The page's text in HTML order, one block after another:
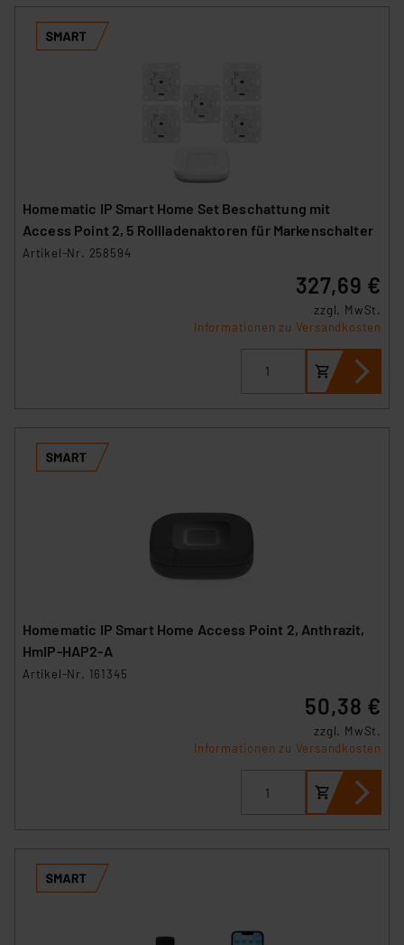
Homematic IP Smart Home Set Beschattung mit
Access Point 2, 5 Rollladenaktoren für Markenschalter
Artikel-Nr. 258594
327,69 €
zzgl. MwSt.
Informationen zu Versandkosten
Homematic IP Smart Home Access Point 2, Anthrazit,
HmIP-HAP2-A
Artikel-Nr. 161345
50,38 €
zzgl. MwSt.
Informationen zu Versandkosten